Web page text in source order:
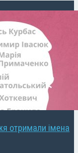
отримали імена